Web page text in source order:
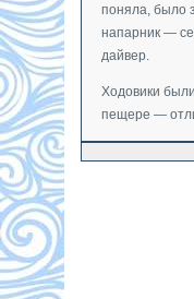
поняла, было
напарник —
дайвер.
Ходовики
пещере —